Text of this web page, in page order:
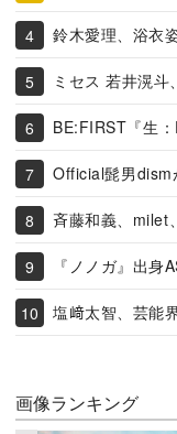
鈴木愛理、浴衣
ミセス 若井滉
BE:FIRST『生
Official髭男dism
斉藤和義、milet
『ノノガ』出身
塩﨑太智、芸能
画像ランキング